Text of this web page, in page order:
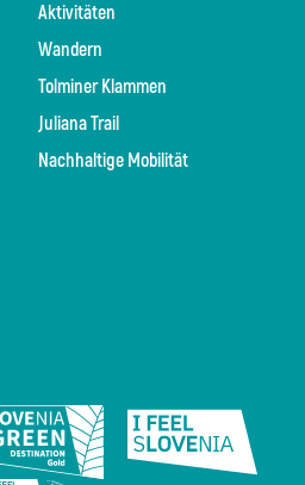
Aktivitäten
Wandern
Tolminer Klammen
Juliana Trail
Nachhaltige Mobilität